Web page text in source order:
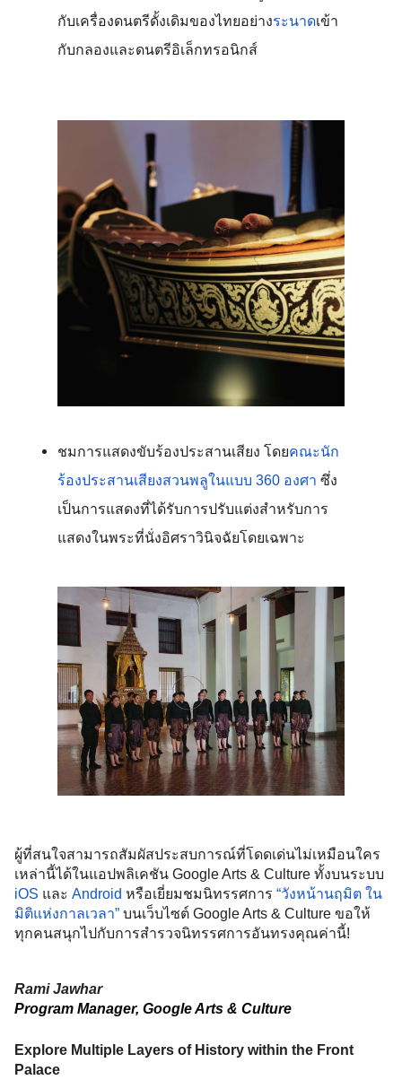
กับเครื่องดนตรีดั้งเดิมของไทยอย่างระนาดเข้า
กับกลองและดนตรีอิเล็กทรอนิกส์
ชมการแสดงขับร้องประสานเสียง โดยคณะนัก
ร้องประสานเสียงสวนพลูในแบบ 360 องศา ซึ่ง
เป็นการแสดงที่ได้รับการปรับแต่งสำหรับการ
ผู้ที่สนใจสามารถสัมผัสประสบการณ์ที่โดดเด่นไม่เหมือนใคร
iOS และ Android หรือเยี่ยมชมนิทรรศการ “วังหน้านฤมิต ใน
มิติแห่งกาลเวลา” บนเว็บไซต์ Google Arts & Culture ขอให้
ทุกคนสนุกไปกับการสำรวจนิทรรศการอันทรงคุณค่านี้!
Rami Jawhar
Program Manager, Google Arts & Culture
Explore Multiple Layers of History within the Front
Palace